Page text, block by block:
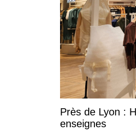
Près de Lyon :
enseignes